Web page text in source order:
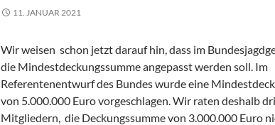
11. JANUAR 2021
Wir weisen schon jetzt darauf hin, dass im
die Mindestdeckungssumme angepasst werden soll. Im
Referentenentwurf des Bundes wurde eine
von 5.000.000 Euro vorgeschlagen. Wir raten deshalb
Mitgliedern, die Deckungssumme von 3.000.000 Euro